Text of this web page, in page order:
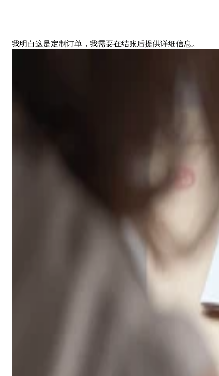
我明白这是定制订单，我需要在结账后提供详细信息。